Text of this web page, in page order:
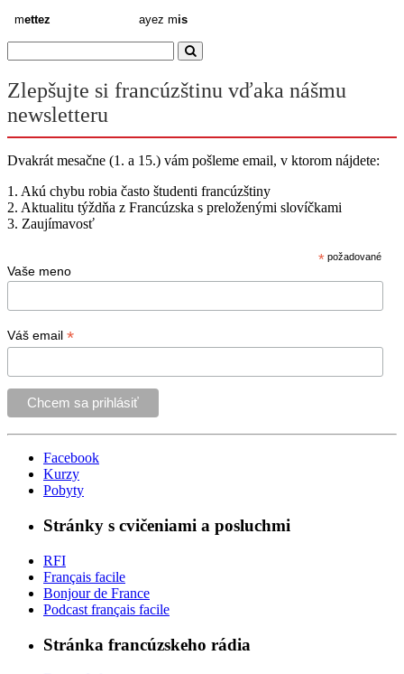
mettez ayez mis
Zlepšujte si francúzštinu vďaka nášmu
newsletteru
Dvakrát mesačne (1. a 15.) vám pošleme email, v ktorom nájdete:
1. Akú chybu robia často študenti francúzštiny
2. Aktualitu týždňa z Francúzska s preloženými slovíčkami
3. Zaujímavosť
*požadované
Vaše meno
Váš email *
Facebook
Kurzy
Pobyty
Stránky s cvičeniami a posluchmi
RFI
Français facile
Bonjour de France
Podcast français facile
Stránka francúzskeho rádia